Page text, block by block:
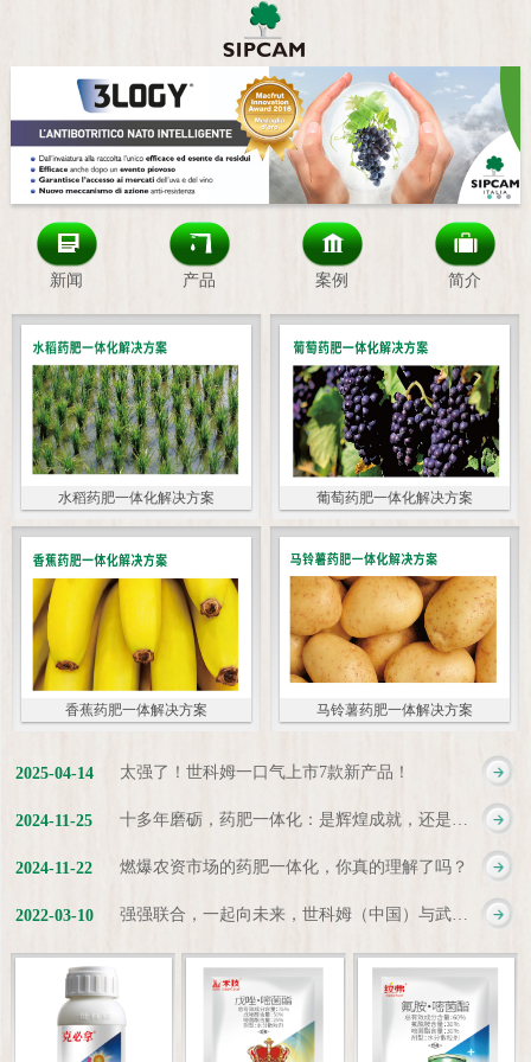
新闻 产品 案例 简介
水稻药肥一体化解决方案 葡萄药肥一体化解决方案
香蕉药肥一体解决方案 马铃薯药肥一体解决方案
太强了！世科姆一口气上市7款新产品！
2025-04-14
十多年磨砺，药肥一体化：是辉煌成就，还是新起点？
2024-11-25
燃爆农资市场的药肥一体化，你真的理解了吗？
2024-11-22
强强联合，一起向未来，世科姆（中国）与武汉科诺达成战略合作协议
2022-03-10